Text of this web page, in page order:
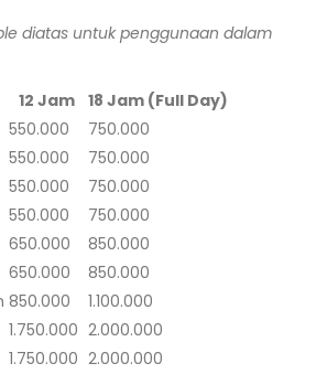
diatas untuk penggunaan dalam
12 Jam
18 Jam (Full Day)
550.000
750.000
550.000
750.000
550.000
750.000
550.000
750.000
650.000
850.000
650.000
850.000
850.000
1.100.000
1.750.000 2.000.000
1.750.000 2.000.000